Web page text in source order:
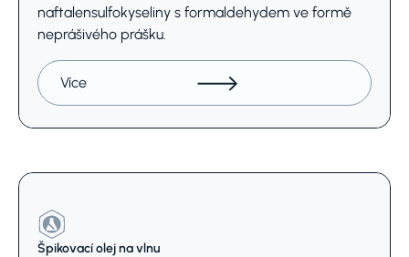
naftalensulfokyseliny s formaldehydem ve formě
neprášivého prášku.
Více
Špikovací olej na vlnu